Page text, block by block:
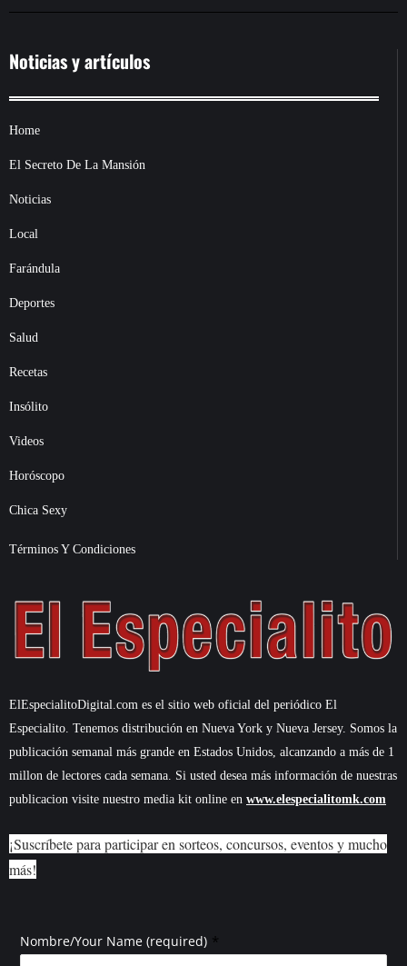
Noticias y artículos
Home
El Secreto De La Mansión
Noticias
Local
Farándula
Deportes
Salud
Recetas
Insólito
Videos
Horóscopo
Chica Sexy
Términos Y Condiciones
ElEspecialitoDigital.com es el sitio web oficial del periódico El
Especialito. Tenemos distribución en Nueva York y Nueva Jersey. Somos la
publicación semanal más grande en Estados Unidos, alcanzando a más de 1
millon de lectores cada semana. Si usted desea más información de nuestras
publicacion visite nuestro media kit online en www.elespecialitomk.com
¡Suscríbete para participar en sorteos, concursos, eventos y mucho
más!
Nombre/Your Name (required) *